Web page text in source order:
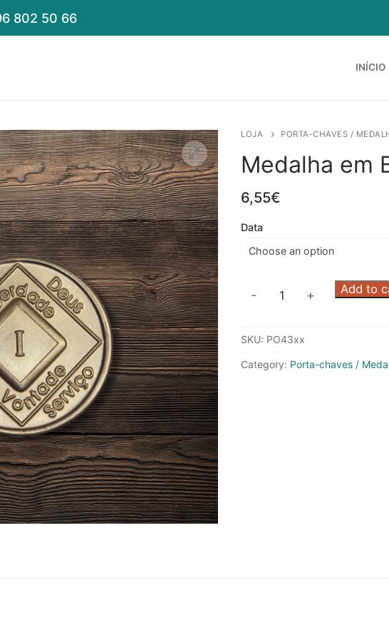
802 50 66
INÍCIO
LOJA PORTA-CHAVES /
Medalha em
6,55€
Data
Medalha
quantity
- + Add to
SKU: PO43xx
Category: Porta-chaves /